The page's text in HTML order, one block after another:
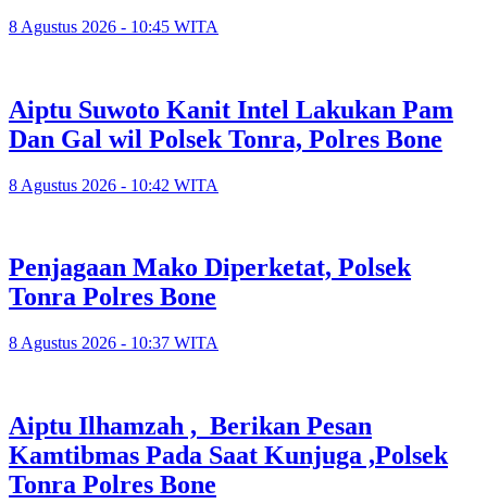
8 Agustus 2026 - 10:45 WITA
Aiptu Suwoto Kanit Intel Lakukan Pam
Dan Gal wil Polsek Tonra, Polres Bone
8 Agustus 2026 - 10:42 WITA
Penjagaan Mako Diperketat, Polsek
Tonra Polres Bone
8 Agustus 2026 - 10:37 WITA
Aiptu Ilhamzah , Berikan Pesan
Kamtibmas Pada Saat Kunjuga ,Polsek
Tonra Polres Bone